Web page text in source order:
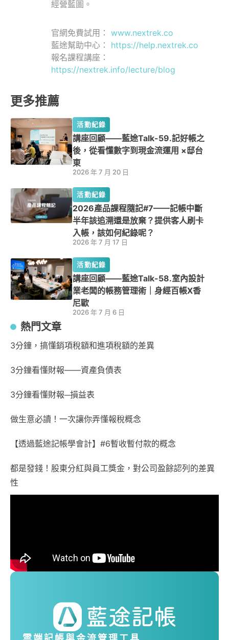
經營藍圖。
官網免費試用： www.nextrek.co
藍途幫助中心： https://help.nextrek.co
報名課程講座：
https://nextrek.info/lecture/blog
更多推薦
活動紀錄
講座回顧——藍途Talk-59.記好帳之
後，從看懂數字到現金流運用 ×邸台
東
2026 年 7 月 20 日
活動紀錄
2026產品課程隨記#7——記帳中斷
半年該追溯還是放棄？提供客人刷卡
入帳，該如何紀錄呢？
2026 年 7 月 17 日
活動紀錄
講座回顧——藍途Talk-58.室內設計
業老闆的帳務管理術｜身經百帳X香
尼歐
2026 年 7 月 6 日
熱門文章
3分鐘，搞懂銷項稅額和進項稅額的差異
3分鐘看懂財報——資產負債表
3分鐘看懂財報─損益表
做生意必讀！一次讓你弄懂報稅概念
【透過藍途記帳學會計】#6暫收暫付款的概念
都是發錢！股東分紅與員工獎金，對公司盈餘認列的差異
性